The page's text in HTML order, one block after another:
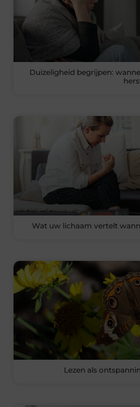
Duizeligheid begrijpen:
Wat uw lichaam vertelt
Lezen als